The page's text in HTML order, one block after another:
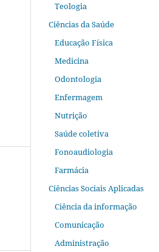
Teologia
Ciências da Saúde
Educação Física
Medicina
Odontologia
Enfermagem
Nutrição
Saúde coletiva
Fonoaudiologia
Farmácia
Ciências Sociais Aplicadas
Ciência da informação
Comunicação
Administração